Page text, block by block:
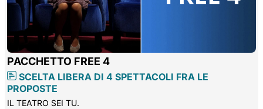
PACCHETTO FREE 4
SCELTA LIBERA DI 4 SPETTACOLI FRA LE
PROPOSTE
IL TEATRO SEI TU.